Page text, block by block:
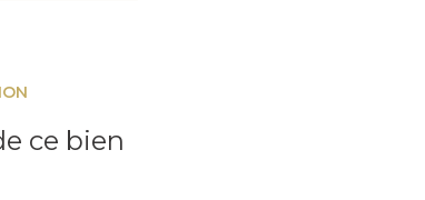
terrasse
ce bien